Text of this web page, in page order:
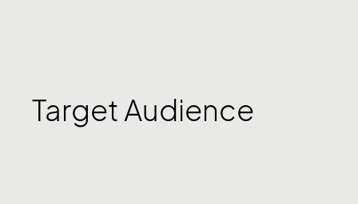
Target Audience